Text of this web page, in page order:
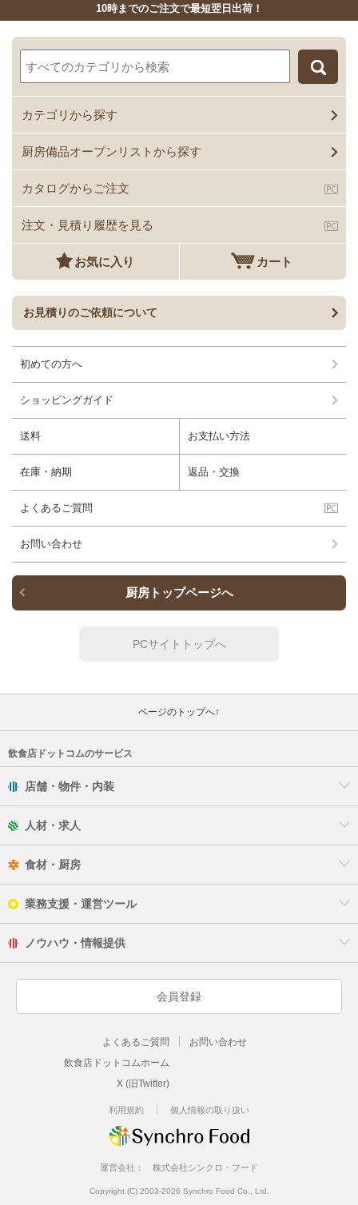
10時までのご注文で最短翌日出荷！
カテゴリから探す
厨房備品オープンリストから探す
カタログからご注文
注文・見積り履歴を見る
お気に入り カート
お見積りのご依頼について
初めての方へ
ショッピングガイド
送料 お支払い方法
在庫・納期 返品・交換
よくあるご質問
お問い合わせ
厨房トップページへ
PCサイトトップへ
ページのトップへ↑
飲食店ドットコムのサービス
店舗・物件・内装
人材・求人
食材・厨房
業務支援・運営ツール
ノウハウ・情報提供
会員登録
よくあるご質問
お問い合わせ
飲食店ドットコムホーム
X (旧Twitter)
利用規約 個人情報の取り扱い
運営会社： 株式会社シンクロ・フード
Copyright (C) 2003-2026 Synchro Food Co., Ltd.